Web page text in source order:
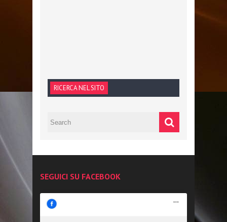
RICERCA NEL SITO
SEGUICI SU FACEBOOK